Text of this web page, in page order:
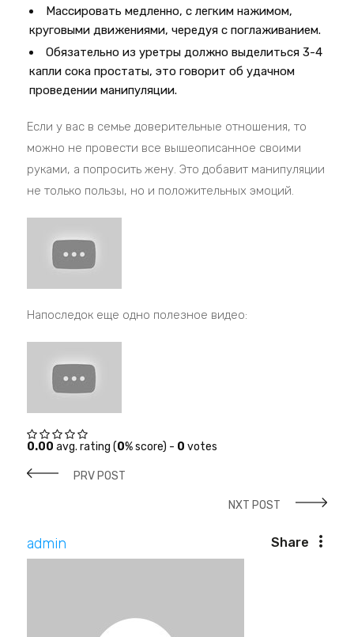
Массировать медленно, с легким нажимом,
круговыми движениями, чередуя с поглаживанием.
Обязательно из уретры должно выделиться 3-4
капли сока простаты, это говорит об удачном
проведении манипуляции.
Если у вас в семье доверительные отношения, то
можно не провести все вышеописанное своими
руками, а попросить жену. Это добавит манипуляции
не только пользы, но и положительных эмоций.
Напоследок еще одно полезное видео:
0.00 avg. rating (0% score) - 0 votes
PRV POST
NXT POST
Share
admin